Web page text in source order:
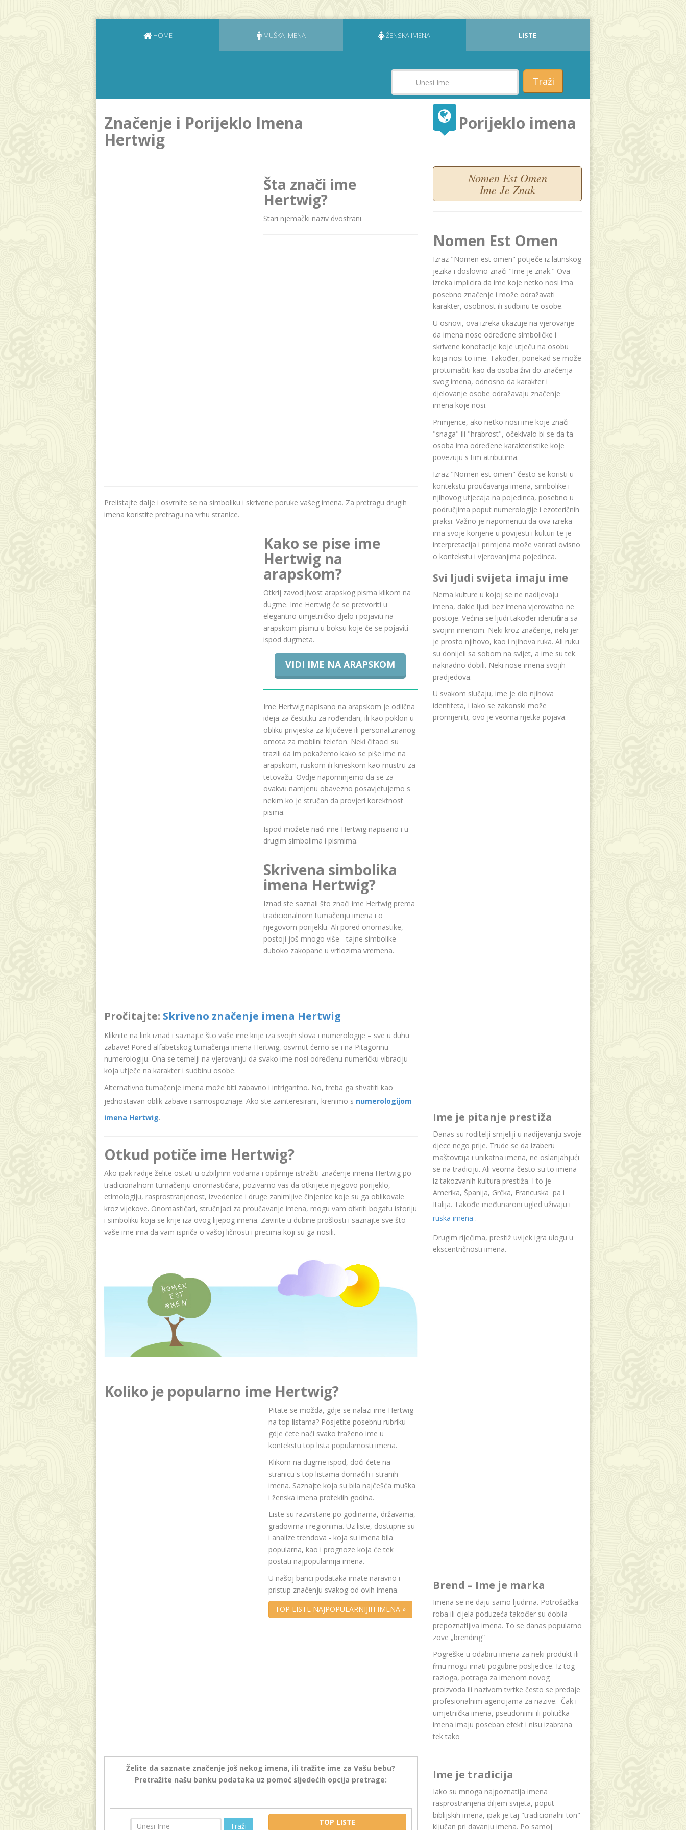
HOME MUŠKA IMENA ŽENSKA IMENA LISTE
Traži
Značenje i Porijeklo Imena
Hertwig
Šta znači ime
Hertwig?
Stari njemački naziv dvostrani
Prelistajte dalje i osvrnite se na simboliku i skrivene poruke vašeg imena. Za pretragu drugih
imena koristite pretragu na vrhu stranice.
Kako se pise ime
Hertwig na
arapskom?
Otkrij zavodljivost arapskog pisma klikom na
dugme. Ime Hertwig će se pretvoriti u
elegantno umjetničko djelo i pojaviti na
arapskom pismu u boksu koje će se pojaviti
ispod dugmeta.
VIDI IME NA ARAPSKOM
Ime Hertwig napisano na arapskom je odlična
ideja za čestitku za rođendan, ili kao poklon u
obliku privjeska za ključeve ili personaliziranog
omota za mobilni telefon. Neki čitaoci su
trazili da im pokažemo kako se piše ime na
arapskom, ruskom ili kineskom kao mustru za
tetovažu. Ovdje napominjemo da se za
ovakvu namjenu obavezno posavjetujemo s
nekim ko je stručan da provjeri korektnost
pisma.
Ispod možete naći ime Hertwig napisano i u
drugim simbolima i pismima.
Skrivena simbolika
imena Hertwig?
Iznad ste saznali što znači ime Hertwig prema
tradicionalnom tumačenju imena i o
njegovom porijeklu. Ali pored onomastike,
postoji još mnogo više - tajne simbolike
duboko zakopane u vrtlozima vremena.
Pročitajte: Skriveno značenje imena Hertwig
Kliknite na link iznad i saznajte što vaše ime krije iza svojih slova i numerologije – sve u duhu
zabave! Pored alfabetskog tumačenja imena Hertwig, osvrnut ćemo se i na Pitagorinu
numerologiju. Ona se temelji na vjerovanju da svako ime nosi određenu numeričku vibraciju
koja utječe na karakter i sudbinu osobe.
Alternativno tumačenje imena može biti zabavno i intrigantno. No, treba ga shvatiti kao
jednostavan oblik zabave i samospoznaje. Ako ste zainteresirani, krenimo s numerologijom
imena Hertwig.
Otkud potiče ime Hertwig?
Ako ipak radije želite ostati u ozbiljnim vodama i opširnije istražiti značenje imena Hertwig po
tradicionalnom tumačenju onomastičara, pozivamo vas da otkrijete njegovo porijeklo,
etimologiju, rasprostranjenost, izvedenice i druge zanimljive činjenice koje su ga oblikovale
kroz vijekove. Onomastičari, stručnjaci za proučavanje imena, mogu vam otkriti bogatu istoriju
i simboliku koja se krije iza ovog lijepog imena. Zavirite u dubine prošlosti i saznajte sve što
vaše ime ima da vam ispriča o vašoj ličnosti i precima koji su ga nosili.
Koliko je popularno ime Hertwig?
Pitate se možda, gdje se nalazi ime Hertwig
na top listama? Posjetite posebnu rubriku
gdje ćete naći svako traženo ime u
kontekstu top lista popularnosti imena.
Klikom na dugme ispod, doći ćete na
stranicu s top listama domaćih i stranih
imena. Saznajte koja su bila najčešća muška
i ženska imena proteklih godina.
Liste su razvrstane po godinama, državama,
gradovima i regionima. Uz liste, dostupne su
i analize trendova - koja su imena bila
popularna, kao i prognoze koja će tek
postati najpopularnija imena.
U našoj banci podataka imate naravno i
pristup značenju svakog od ovih imena.
TOP LISTE NAJPOPULARNIJIH IMENA »
Želite da saznate značenje još nekog imena, ili tražite ime za Vašu bebu?
Pretražite našu banku podataka uz pomoć sljedećih opcija pretrage:
Traži TOP LISTE
Porijeklo imena
Nomen Est Omen
Ime Je Znak
Nomen Est Omen
Izraz "Nomen est omen" potječe iz latinskog
jezika i doslovno znači "Ime je znak." Ova
izreka implicira da ime koje netko nosi ima
posebno značenje i može odražavati
karakter, osobnost ili sudbinu te osobe.
U osnovi, ova izreka ukazuje na vjerovanje
da imena nose određene simboličke i
skrivene konotacije koje utječu na osobu
koja nosi to ime. Također, ponekad se može
protumačiti kao da osoba živi do značenja
svog imena, odnosno da karakter i
djelovanje osobe odražavaju značenje
imena koje nosi.
Primjerice, ako netko nosi ime koje znači
"snaga" ili "hrabrost", očekivalo bi se da ta
osoba ima određene karakteristike koje
povezuju s tim atributima.
Izraz "Nomen est omen" često se koristi u
kontekstu proučavanja imena, simbolike i
njihovog utjecaja na pojedinca, posebno u
područjima poput numerologije i ezoteričnih
praksi. Važno je napomenuti da ova izreka
ima svoje korijene u povijesti i kulturi te je
interpretacija i primjena može varirati ovisno
o kontekstu i vjerovanjima pojedinca.
Svi ljudi svijeta imaju ime
Nema kulture u kojoj se ne nadijevaju
imena, dakle ljudi bez imena vjerovatno ne
postoje. Većina se ljudi također identificira sa
svojim imenom. Neki kroz značenje, neki jer
je prosto njihovo, kao i njihova ruka. Ali ruku
su donijeli sa sobom na svijet, a ime su tek
naknadno dobili. Neki nose imena svojih
pradjedova.
U svakom slučaju, ime je dio njihova
identiteta, i iako se zakonski može
promijeniti, ovo je veoma rijetka pojava.
Ime je pitanje prestiža
Danas su roditelji smjeliji u nadijevanju svoje
djece nego prije. Trude se da izaberu
maštovitija i unikatna imena, ne oslanjahjući
se na tradiciju. Ali veoma često su to imena
iz takozvanih kultura prestiža. I to je
Amerika, Španija, Grčka, Francuska pa i
Italija. Takođe međunaroni ugled uživaju i
ruska imena .
Drugim riječima, prestiž uvijek igra ulogu u
ekscentričnosti imena.
Brend – Ime je marka
Imena se ne daju samo ljudima. Potrošačka
roba ili cijela poduzeća također su dobila
prepoznatljiva imena. To se danas popularno
zove „brending“
Pogreške u odabiru imena za neki produkt ili
firmu mogu imati pogubne posljedice. Iz tog
razloga, potraga za imenom novog
proizvoda ili nazivom tvrtke često se predaje
profesionalnim agencijama za nazive. Čak i
umjetnička imena, pseudonimi ili politička
imena imaju poseban efekt i nisu izabrana
tek tako
Ime je tradicija
Iako su mnoga najpoznatija imena
rasprostranjena diljem svijeta, poput
biblijskih imena, ipak je taj "tradicionalni ton"
ključan pri davanju imena. Po samoj